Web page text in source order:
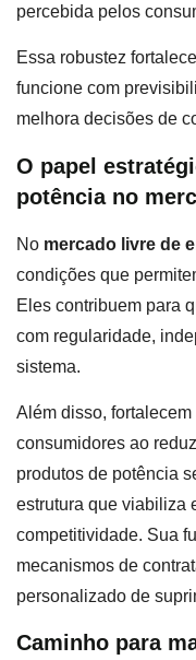
percebida pelos
Essa robustez
funcione com
melhora decisões de
O papel
potência no
No mercado livre de
condições que
Eles contribuem para
com regularidade,
sistema.
Além disso,
consumidores ao
produtos de potência
estrutura que viabiliza
competitividade. Sua
mecanismos de
personalizado de
Caminho para